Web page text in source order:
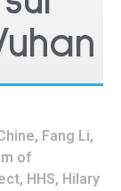
, Fang Li,
of
, HHS, Hilary